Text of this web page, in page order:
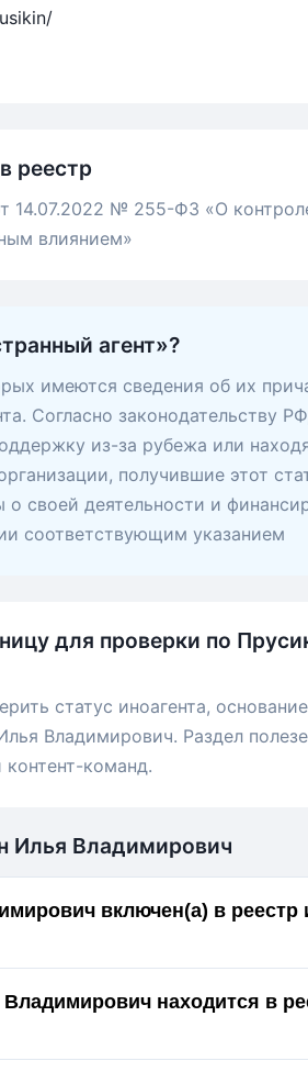
реестр
14.07.2022 № 255-ФЗ «О
влиянием»
агент»?
имеются сведения об их
Согласно законодательству
из-за рубежа или
получившие этот
о своей деятельности и
соответствующим указанием
для проверки по
статус иноагента,
Владимирович. Раздел
команд.
Илья Владимирович
включен(а) в реестр
находится в